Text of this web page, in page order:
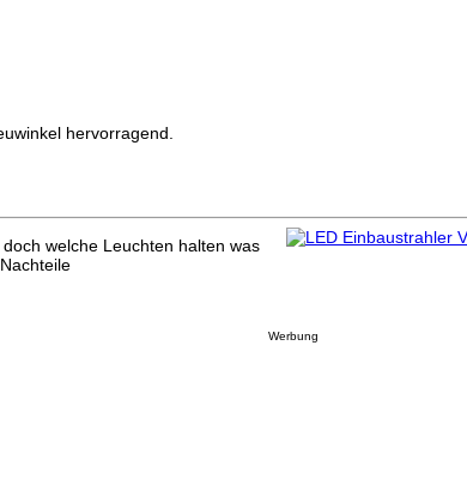
hervorragend.
welche Leuchten halten was
Werbung